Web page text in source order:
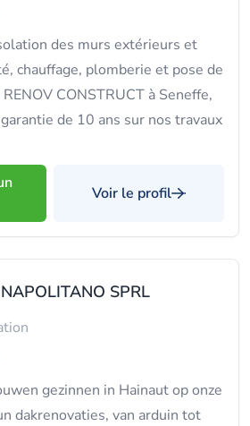
des murs extérieurs et
chauffage, plomberie et pose de
CONSTRUCT à Seneffe,
de 10 ans sur nos travaux
Voir le profil
SPRL
gezinnen in Hainaut op onze
dakrenovaties, van arduin tot